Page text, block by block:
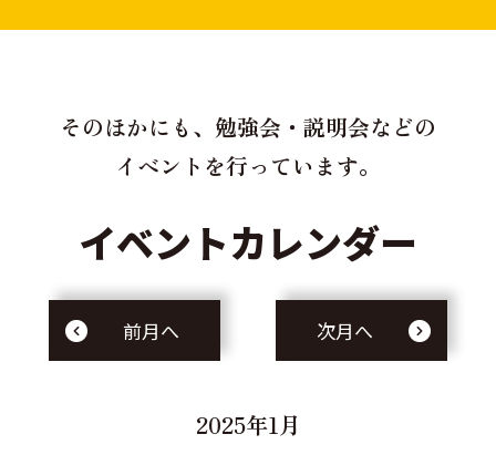
そのほかにも、勉強会・説明会などの
イベントを行っています。
イベントカレンダー
前月へ 次月へ
2025年1月